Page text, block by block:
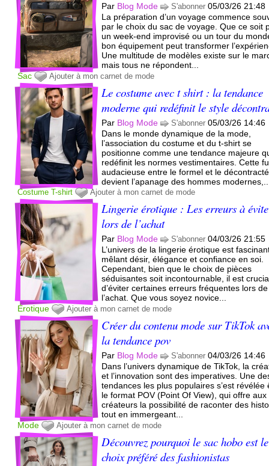
Par Blog Mode S'abonner 05/03/26 21:48
La préparation d’un voyage commence
par le choix du sac de voyage. Que ce soit
un week-end improvisé ou un tour du
bon équipement peut transformer
Une multitude de modèles existe sur le
mais tous ne répondent...
Sac
Ajouter à mon carnet de mode
Le costume avec t shirt : la tendance
moderne qui redéfinit le style
Par Blog Mode S'abonner 05/03/26 14:46
Dans le monde dynamique de la mode,
l’association du costume et du t-shirt se
positionne comme une tendance majeure
redéfinit les normes vestimentaires. Cette
audacieuse entre le formel et le décontracté
devient l’apanage des hommes
Costume T-shirt Ajouter à mon carnet de mode
Lingerie érotique : Les erreurs à
lors de l’achat
Par Blog Mode S'abonner 04/03/26 21:55
L’univers de la lingerie érotique est
mêlant désir, élégance et confiance en soi.
Cependant, bien que le choix de pièces
séduisantes soit incontournable, il est
d’éviter certaines erreurs fréquentes lors de
l’achat. Que vous soyez novice...
Érotique
Ajouter à mon carnet de mode
Créer du contenu mode sur TikTok
la tendance pov
Par Blog Mode S'abonner 04/03/26 14:46
Dans l’univers dynamique de TikTok, la
et l’innovation sont des imperatives. Une
tendances les plus populaires s’est révélée
le format POV (Point Of View), qui offre aux
créateurs la possibilité de raconter des
tout en immergeant...
Mode
Ajouter à mon carnet de mode
Découvrez pourquoi le sac hobo est le
choix préféré des fashionistas